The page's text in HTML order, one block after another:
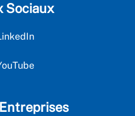
Sociaux